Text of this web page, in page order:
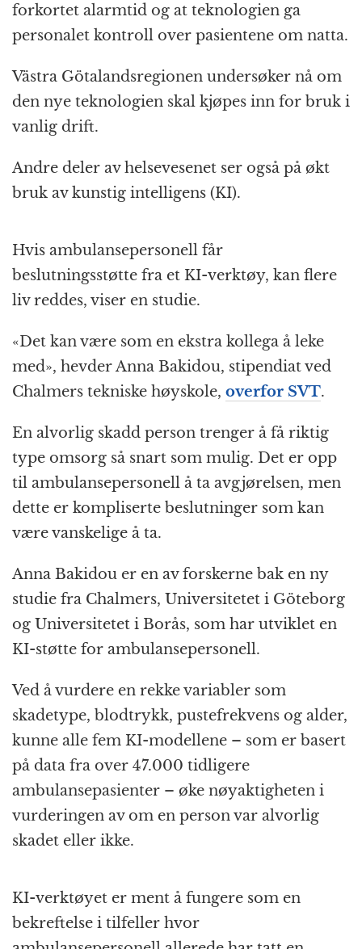
forkortet alarmtid og at teknologien ga
personalet kontroll over pasientene om natta.
Västra Götalandsregionen undersøker nå om
den nye teknologien skal kjøpes inn for bruk i
vanlig drift.
Andre deler av helsevesenet ser også på økt
bruk av kunstig intelligens (KI).
Hvis ambulansepersonell får
beslutningsstøtte fra et KI-verktøy, kan flere
liv reddes, viser en studie.
«Det kan være som en ekstra kollega å leke
med», hevder Anna Bakidou, stipendiat ved
Chalmers tekniske høyskole, overfor SVT.
En alvorlig skadd person trenger å få riktig
type omsorg så snart som mulig. Det er opp
til ambulansepersonell å ta avgjørelsen, men
dette er kompliserte beslutninger som kan
være vanskelige å ta.
Anna Bakidou er en av forskerne bak en ny
studie fra Chalmers, Universitetet i Göteborg
og Universitetet i Borås, som har utviklet en
KI-støtte for ambulansepersonell.
Ved å vurdere en rekke variabler som
skadetype, blodtrykk, pustefrekvens og alder,
kunne alle fem KI-modellene – som er basert
på data fra over 47.000 tidligere
ambulansepasienter – øke nøyaktigheten i
vurderingen av om en person var alvorlig
skadet eller ikke.
KI-verktøyet er ment å fungere som en
bekreftelse i tilfeller hvor